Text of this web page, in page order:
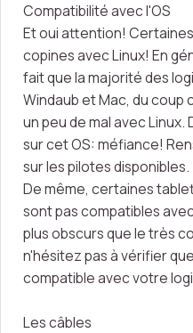
Compatibilité avec l'OS
Et oui attention!
copines avec Linux! En
fait que la majorité des
Windaub et Mac, du
un peu de mal avec Linux.
sur cet OS: méfiance!
sur les pilotes disponibles.
De même, certaines
sont pas compatibles
plus obscurs que le très
n'hésitez pas à vérifier
compatible avec votre
Les câbles